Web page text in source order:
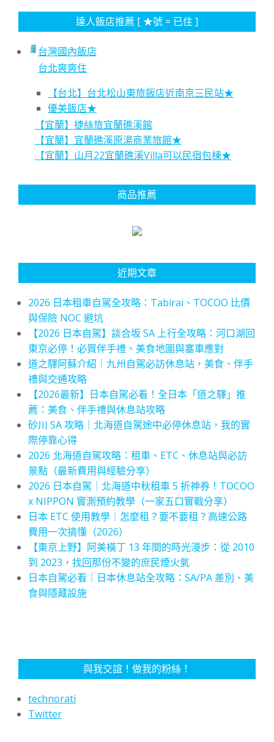
達人飯店推薦 [ ★號 = 已住 ]
台灣國內飯店
台北爽爽住
【台北】台北松山東旅飯店近南京三民站★
優美飯店★
【宜蘭】捷絲旅宜蘭礁溪館
【宜蘭】宜蘭礁溪原湯商業旅館★
【宜蘭】山月22宜蘭礁溪Villa可以民宿包棟★
商品推薦
近期文章
2026 日本租車自駕全攻略：Tabirai、TOCOO 比價
與保險 NOC 避坑
【2026 日本自駕】談合坂 SA 上行全攻略：河口湖回
東京必停！必買伴手禮、美食地圖與塞車應對
道之驛阿蘇介紹｜九州自駕必訪休息站，美食、伴手
禮與交通攻略
【2026最新】日本自駕必看！全日本「道之驛」推
薦：美食、伴手禮與休息站攻略
砂川 SA 攻略｜北海道自駕途中必停休息站，我的實
際停靠心得
2026 北海道自駕攻略：租車、ETC、休息站與必訪
景點（最新費用與經驗分享）
2026 日本自駕｜北海道中秋租車 5 折神券！TOCOO
x NIPPON 實測預約教學（一家五口實戰分享）
日本 ETC 使用教學｜怎麼租？要不要租？高速公路
費用一次搞懂（2026）
【東京上野】阿美橫丁 13 年間的時光漫步：從 2010
到 2023，找回那份不變的庶民煙火氣
日本自駕必看｜日本休息站全攻略：SA/PA 差別、美
食與隱藏設施
與我交誼！做我的粉絲！
technorati
Twitter